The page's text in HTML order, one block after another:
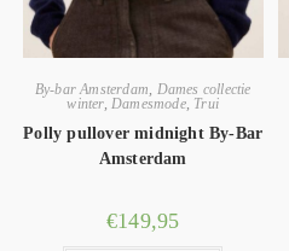
By-bar Amsterdam, Dames collectie
winter, Damesmode, Trui
Polly pullover midnight By-Bar
Amsterdam
€149,95